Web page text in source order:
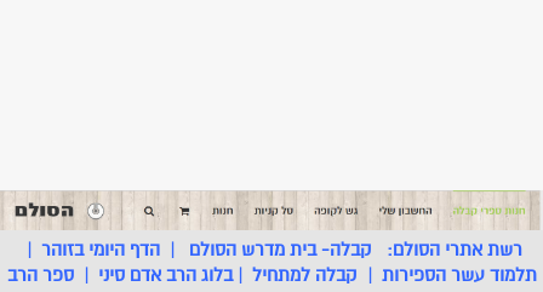
רשת אתרי הסולם: קבלה- בית מדרש הסולם |הדף היומי בזוהר |
תלמוד עשר הספירות | קבלה למתחיל |בלוג הרב אדם סיני |ספר הרב